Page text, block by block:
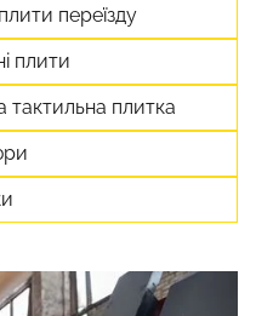
переїзду
плити
тактильна плитка